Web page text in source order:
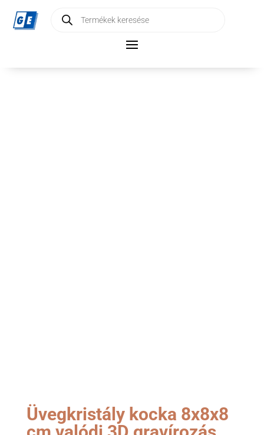
search
Üvegkristály kocka 8x8x8